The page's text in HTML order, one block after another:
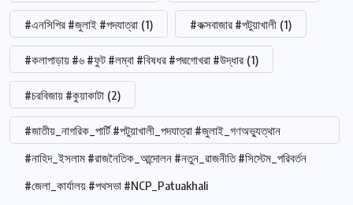
#এনসিপির #জুলাই #পদযাত্রা (1) #কক্সবাজার #পটুয়াখালী (1)
#কলাপাড়ায় #৬ #ফুট #লম্বা #বিষধর #পদ্মগোখরা #উদ্ধার (1)
#চরবিজায় #কুয়াকাটা (2)
#জাতীয়_নাগরিক_পার্টি #পটুয়াখালী_পদযাত্রা #জুলাই_গণঅভ্যুত্থান
#নাহিদ_ইসলাম #রাজনৈতিক_আন্দোলন #নতুন_রাজনীতি #সিস্টেম_পরিবর্তন
#জেলা_কার্যালয় #পথসভা #NCP_Patuakhali